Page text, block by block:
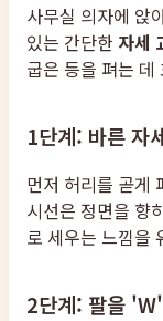
사무실 의자에 앉
있는 간단한 자세
굽은 등을 펴는 데
1단계: 바른 자
먼저 허리를 곧게
시선은 정면을 향
로 세우는 느낌을
2단계: 팔을